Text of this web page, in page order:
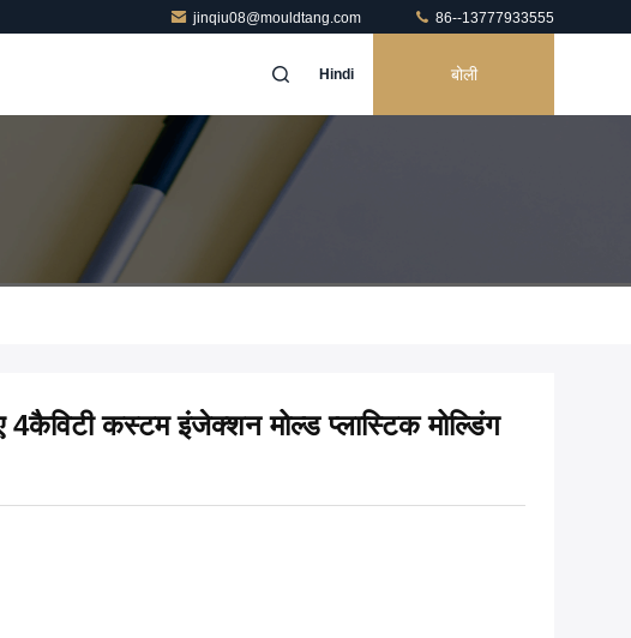
jinqiu08@mouldtang.com 86--13777933555
Hindi बोली
कस्टम इंजेक्शन मोल्ड प्लास्टिक मोल्डिंग